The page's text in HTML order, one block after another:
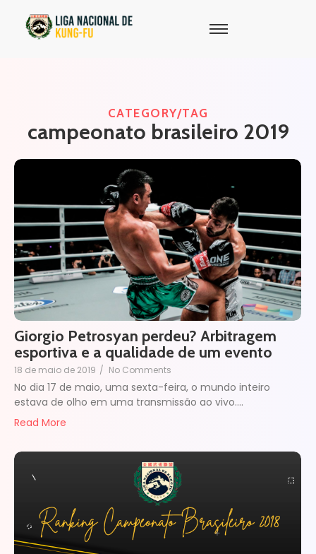
CATEGORY/TAG
campeonato brasileiro 2019
Giorgio Petrosyan perdeu? Arbitragem
esportiva e a qualidade de um evento
18 de maio de 2019 / No Comments
No dia 17 de maio, uma sexta-feira, o mundo inteiro
estava de olho em uma transmissão ao vivo.…
Read More